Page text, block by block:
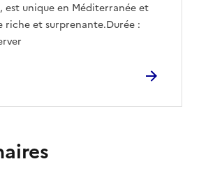
est unique en Méditerranée et
riche et surprenante.Durée :